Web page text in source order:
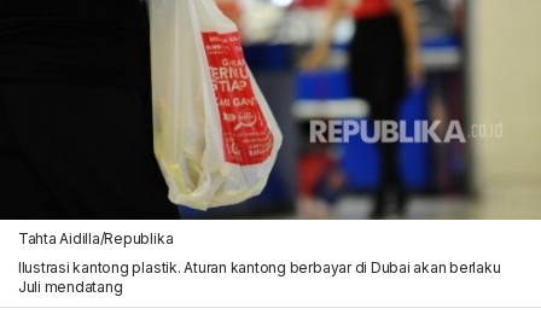
Tahta Aidilla/Republika
Ilustrasi kantong plastik. Aturan kantong berbayar di Dubai akan berlaku
Juli mendatang